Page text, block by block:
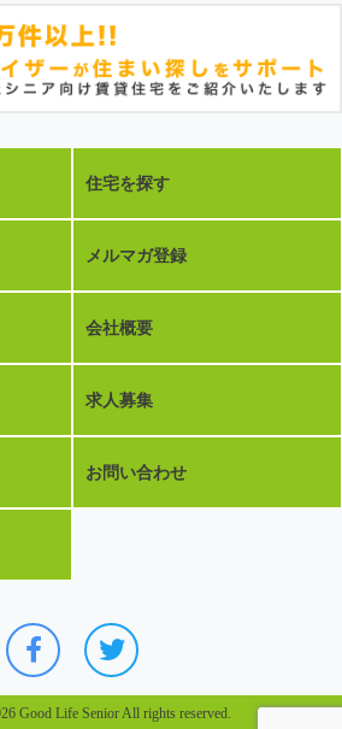
住宅を探す
メルマガ登録
会社概要
求人募集
お問い合わせ
Good Life Senior All rights reserved.